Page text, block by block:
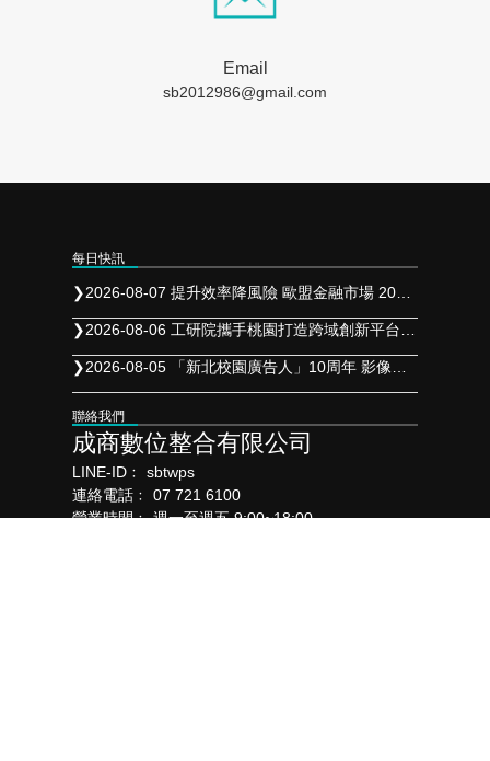
Email
sb2012986@gmail.com
每日快訊
❯2026-08-07 提升效率降風險 歐盟金融市場 2027 年實施 T+1 結算
❯2026-08-06 工研院攜手桃園打造跨域創新平台 共拓全球商機
❯2026-08-05 「新北校園廣告人」10周年 影像講座再升級 特邀學長姐傳承經驗
聯絡我們
成商數位整合有限公司
LINE-ID﹕
sbtwps
連絡電話﹕
07 721 6100
營業時間﹕週一至週五 9:00~18:00